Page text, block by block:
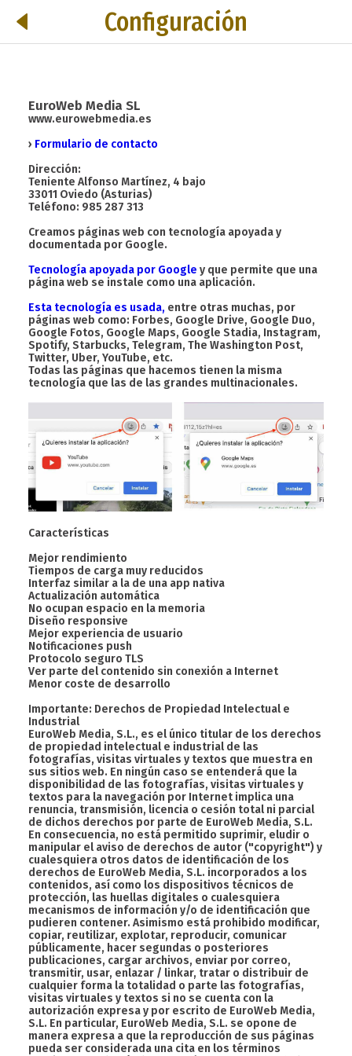
Configuración
EuroWeb Media SL
www.eurowebmedia.es
› Formulario de contacto
Dirección:
Teniente Alfonso Martínez, 4 bajo
33011 Oviedo (Asturias)
Teléfono: 985 287 313
Creamos páginas web con tecnología apoyada y
documentada por Google.
Tecnología apoyada por Google y que permite que una
página web se instale como una aplicación.
Esta tecnología es usada, entre otras muchas, por
páginas web como: Forbes, Google Drive, Google Duo,
Google Fotos, Google Maps, Google Stadia, Instagram,
Spotify, Starbucks, Telegram, The Washington Post,
Twitter, Uber, YouTube, etc.
Todas las páginas que hacemos tienen la misma
tecnología que las de las grandes multinacionales.
Características
Mejor rendimiento
Tiempos de carga muy reducidos
Interfaz similar a la de una app nativa
Actualización automática
No ocupan espacio en la memoria
Diseño responsive
Mejor experiencia de usuario
Notificaciones push
Protocolo seguro TLS
Ver parte del contenido sin conexión a Internet
Menor coste de desarrollo
Importante: Derechos de Propiedad Intelectual e
Industrial
EuroWeb Media, S.L., es el único titular de los derechos
de propiedad intelectual e industrial de las
fotografías, visitas virtuales y textos que muestra en
sus sitios web. En ningún caso se entenderá que la
disponibilidad de las fotografías, visitas virtuales y
textos para la navegación por Internet implica una
renuncia, transmisión, licencia o cesión total ni parcial
de dichos derechos por parte de EuroWeb Media, S.L.
En consecuencia, no está permitido suprimir, eludir o
manipular el aviso de derechos de autor ("copyright") y
cualesquiera otros datos de identificación de los
derechos de EuroWeb Media, S.L. incorporados a los
contenidos, así como los dispositivos técnicos de
protección, las huellas digitales o cualesquiera
mecanismos de información y/o de identificación que
pudieren contener. Asimismo está prohibido modificar,
copiar, reutilizar, explotar, reproducir, comunicar
públicamente, hacer segundas o posteriores
publicaciones, cargar archivos, enviar por correo,
transmitir, usar, enlazar / linkar, tratar o distribuir de
cualquier forma la totalidad o parte las fotografías,
visitas virtuales y textos si no se cuenta con la
autorización expresa y por escrito de EuroWeb Media,
S.L. En particular, EuroWeb Media, S.L. se opone de
manera expresa a que la reproducción de sus páginas
pueda ser considerada una cita en los términos